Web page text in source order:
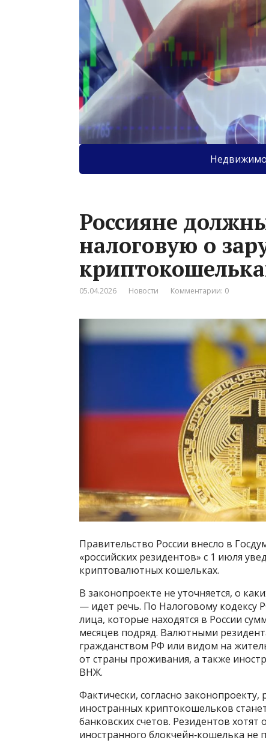
Россияне
налоговую о
05.04.2026 Новости Комментарии: 0
Правительство России внесло в
«российских резидентов» с 1 июля
криптовалютных кошельках.
В законопроекте не уточняется, о
— идет речь. По Налоговому кодексу
лица, которые находятся в России
месяцев подряд. Валютными
гражданством РФ или видом на
от страны проживания, а также
ВНЖ.
Фактически, согласно
иностранных криптокошельков
банковских счетов. Резидентов
иностранного блокчейн‑кошелька не